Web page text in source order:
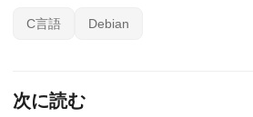
C言語 Debian
次に読む